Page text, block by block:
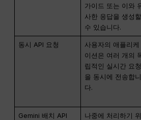
가이드 또는 이와
사한 응답을 생성할
수 있습니다.
동시 API 요청
사용자의 애플리케
이션은 여러 개의
립적인 실시간 요청
을 동시에 전송합니
다.
Gemini 배치 API
나중에 처리하기 위